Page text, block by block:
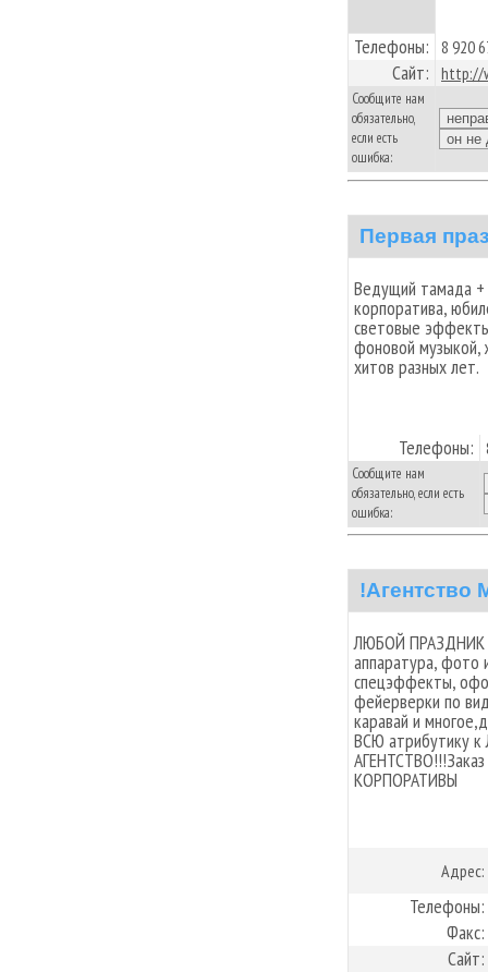
Телефоны: 8 920
Сайт: http://
Сообщите нам
обязательно,
если есть
ошибка:
Первая
Ведущий тамада
корпоратива,
световые
фоновой музыкой,
хитов разных лет.
Телефоны:
Сообщите нам
обязательно, если есть
ошибка:
!Агентство
ЛЮБОЙ ПРАЗДНИК
аппаратура, фото
спецэффекты,
фейерверки по
каравай и
ВСЮ атрибутику
КОРПОРАТИВЫ
Адрес:
Телефоны:
Факс:
Сайт: